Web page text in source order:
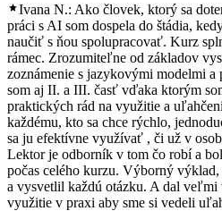
Ivana N.: Ako človek, ktorý sa
práci s AI som dospela do štádia,
naučiť s ňou spolupracovať. Kurz
rámec. Zrozumiteľne od základov
zoznámenie s jazykovými modelmi a
som aj II. a III. časť vďaka ktorým
praktických rád na využitie a
každému, kto sa chce rýchlo,
sa ju efektívne využívať , či už v
Lektor je odborník v tom čo robí a
počas celého kurzu. Výborný
a vysvetlil každú otázku. A dal
využitie v praxi aby sme si vedeli